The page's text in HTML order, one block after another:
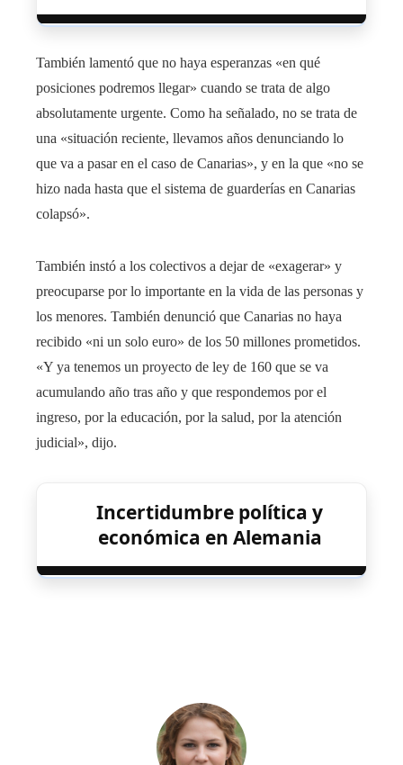
También lamentó que no haya esperanzas «en qué
posiciones podremos llegar» cuando se trata de algo
absolutamente urgente. Como ha señalado, no se trata de
una «situación reciente, llevamos años denunciando lo
que va a pasar en el caso de Canarias», y en la que «no se
hizo nada hasta que el sistema de guarderías en Canarias
colapsó».
También instó a los colectivos a dejar de «exagerar» y
preocuparse por lo importante en la vida de las personas y
los menores. También denunció que Canarias no haya
recibido «ni un solo euro» de los 50 millones prometidos.
«Y ya tenemos un proyecto de ley de 160 que se va
acumulando año tras año y que respondemos por el
ingreso, por la educación, por la salud, por la atención
judicial», dijo.
Incertidumbre política y
económica en Alemania